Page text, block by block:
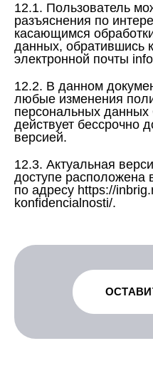
12.1. Пользователь
разъяснения по
касающимся
данных, обратившись
электронной почты
12.2. В данном
любые изменения
персональных
действует бессрочно
версией.
12.3. Актуальная
доступе расположена
по адресу https://
konfidencialnosti/.